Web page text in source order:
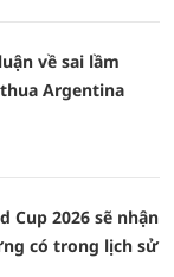
về sai lầm
Argentina
Cup 2026 sẽ nhận
có trong lịch sử